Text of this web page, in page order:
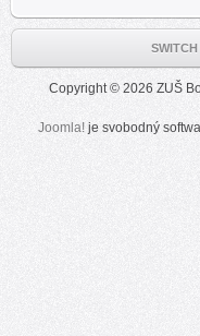
Copyright © 2026 ZUŠ
Joomla!je svobodný